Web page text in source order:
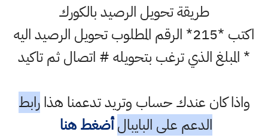
طريقة تحويل الرصيد بالكورك
اكتب *215* الرقم المطلوب تحويل الرصيد اليه
* المبلغ الذي ترغب بتحويله # اتصال ثم تاكيد
واذا كان عندك حساب وتريد تدعمنا هذارابط
الدعم على البايبال أضغط هنا